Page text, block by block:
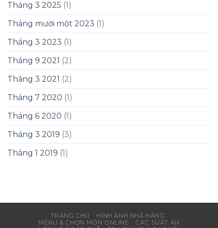
Tháng 3 2025 (1)
Tháng mười một 2023 (1)
Tháng 3 2023 (1)
Tháng 9 2021 (2)
Tháng 3 2021 (2)
Tháng 7 2020 (1)
Tháng 6 2020 (1)
Tháng 3 2019 (3)
Tháng 1 2019 (1)
TRANG CHỦ
HÌNH ẢNH NHÀ HÀNG
MENU & CHỌN MÓN ONLINE
CÁC SUẤT ĂN